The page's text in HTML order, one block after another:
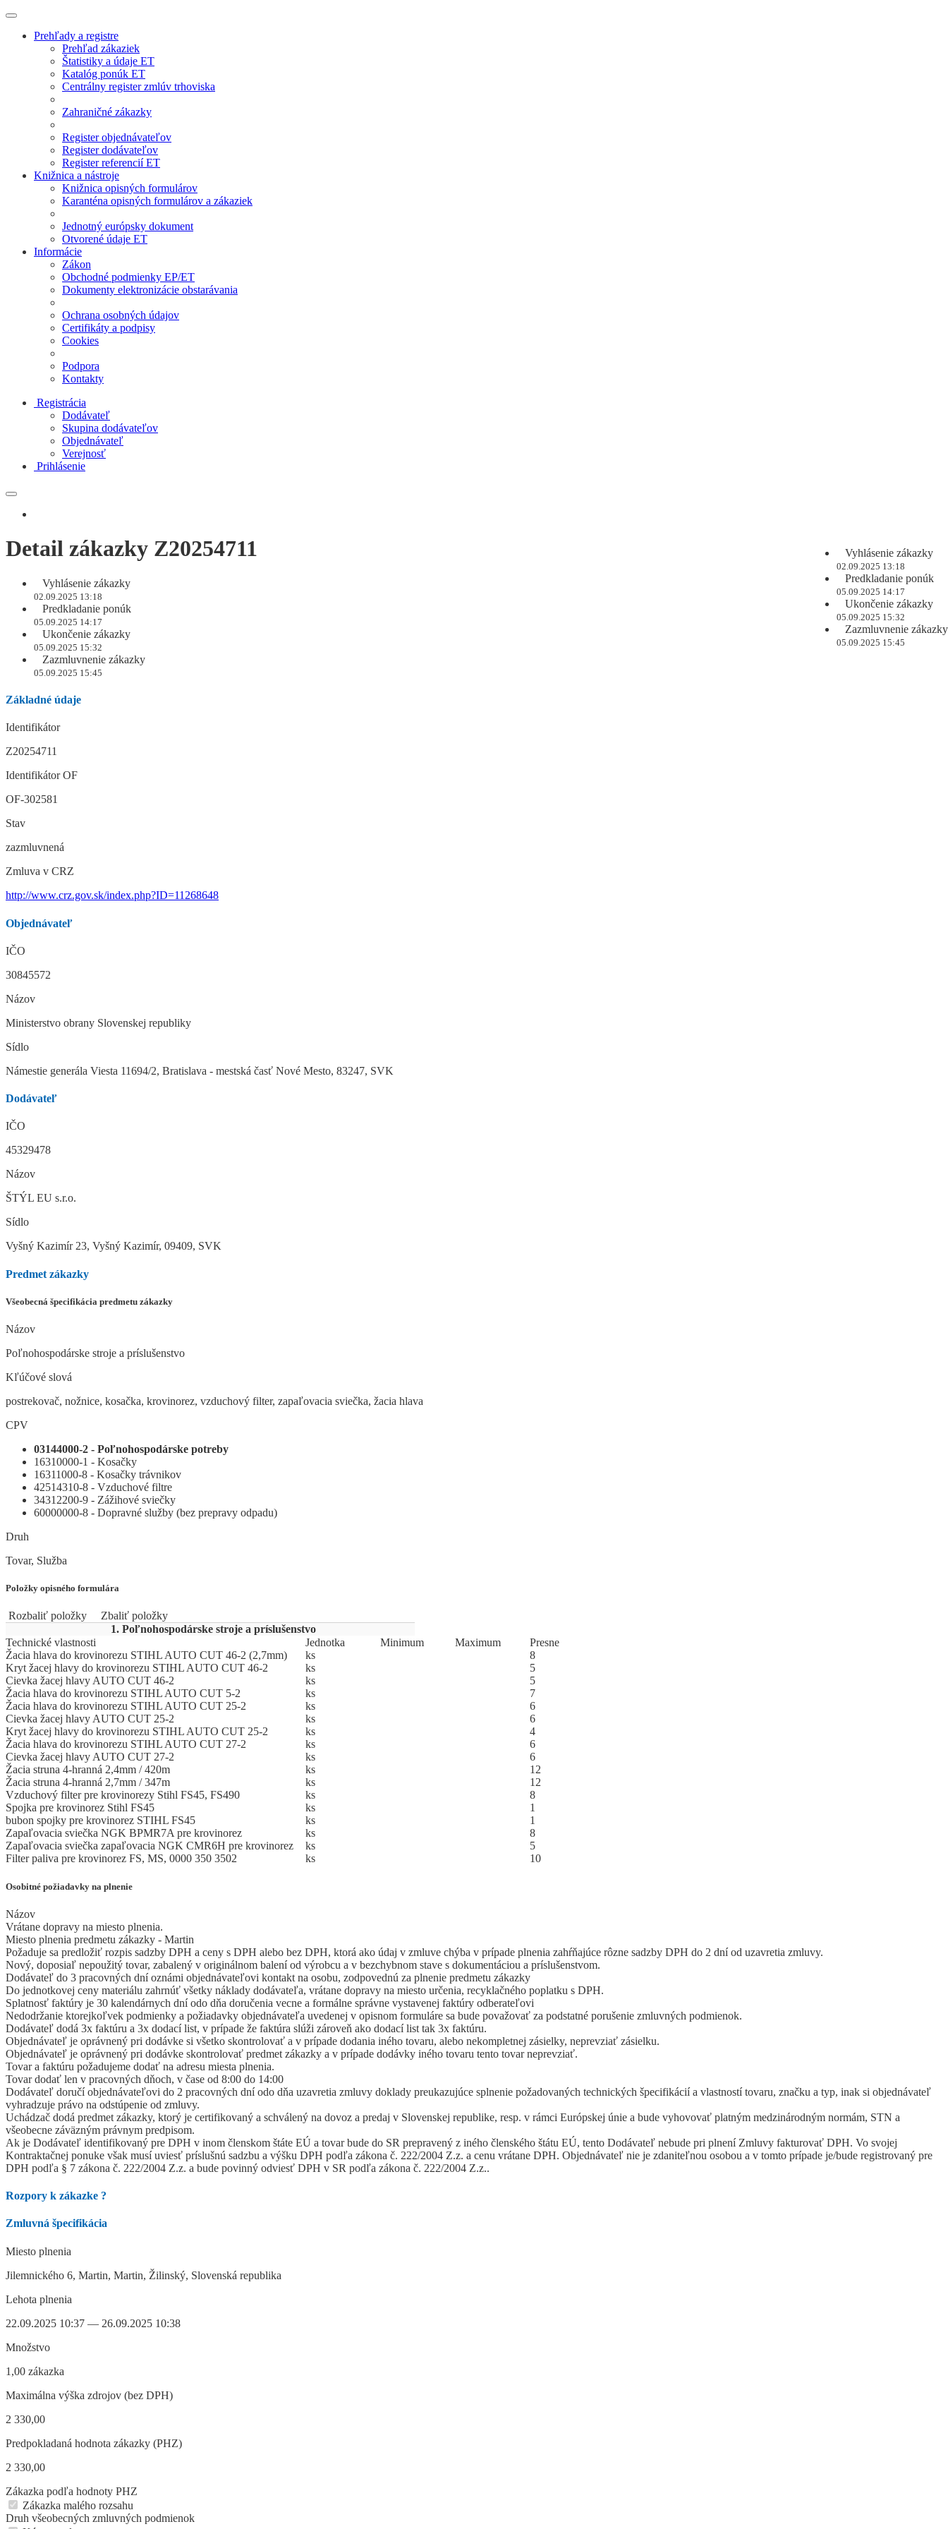
Prehľady a registre
Prehľad zákaziek
Štatistiky a údaje ET
Katalóg ponúk ET
Centrálny register zmlúv trhoviska
Zahraničné zákazky
Register objednávateľov
Register dodávateľov
Register referencií ET
Knižnica a nástroje
Knižnica opisných formulárov
Karanténa opisných formulárov a zákaziek
Jednotný európsky dokument
Otvorené údaje ET
Informácie
Zákon
Obchodné podmienky EP/ET
Dokumenty elektronizácie obstarávania
Ochrana osobných údajov
Certifikáty a podpisy
Cookies
Podpora
Kontakty
Registrácia
Dodávateľ
Skupina dodávateľov
Objednávateľ
Verejnosť
Prihlásenie
Vyhlásenie zákazky
02.09.2025 13:18
Predkladanie ponúk
05.09.2025 14:17
Ukončenie zákazky
05.09.2025 15:32
Zazmluvnenie zákazky
05.09.2025 15:45
Detail zákazky Z20254711
Vyhlásenie zákazky
02.09.2025 13:18
Predkladanie ponúk
05.09.2025 14:17
Ukončenie zákazky
05.09.2025 15:32
Zazmluvnenie zákazky
05.09.2025 15:45
Základné údaje
Identifikátor
Z20254711
Identifikátor OF
OF-302581
Stav
zazmluvnená
Zmluva v CRZ
http://www.crz.gov.sk/index.php?ID=11268648
Objednávateľ
IČO
30845572
Názov
Ministerstvo obrany Slovenskej republiky
Sídlo
Námestie generála Viesta 11694/2, Bratislava - mestská časť Nové Mesto, 83247, SVK
Dodávateľ
IČO
45329478
Názov
ŠTÝL EU s.r.o.
Sídlo
Vyšný Kazimír 23, Vyšný Kazimír, 09409, SVK
Predmet zákazky
Všeobecná špecifikácia predmetu zákazky
Názov
Poľnohospodárske stroje a príslušenstvo
Kľúčové slová
postrekovač, nožnice, kosačka, krovinorez, vzduchový filter, zapaľovacia sviečka, žacia hlava
CPV
03144000-2 - Poľnohospodárske potreby
16310000-1 - Kosačky
16311000-8 - Kosačky trávnikov
42514310-8 - Vzduchové filtre
34312200-9 - Zážihové sviečky
60000000-8 - Dopravné služby (bez prepravy odpadu)
Druh
Tovar, Služba
Položky opisného formulára
Rozbaliť položky
Zbaliť položky
1. Poľnohospodárske stroje a príslušenstvo
Technické vlastnosti
Jed­not­ka Mi­ni­mum Ma­xi­mum Pres­ne
Žacia hlava do krovinorezu STIHL AUTO CUT 46-2 (2,7mm)
ks
8
Kryt žacej hlavy do krovinorezu STIHL AUTO CUT 46-2
ks
5
Cievka žacej hlavy AUTO CUT 46-2
ks
5
Žacia hlava do krovinorezu STIHL AUTO CUT 5-2
ks
7
Žacia hlava do krovinorezu STIHL AUTO CUT 25-2
ks
6
Cievka žacej hlavy AUTO CUT 25-2
ks
6
Kryt žacej hlavy do krovinorezu STIHL AUTO CUT 25-2
ks
4
Žacia hlava do krovinorezu STIHL AUTO CUT 27-2
ks
6
Cievka žacej hlavy AUTO CUT 27-2
ks
6
Žacia struna 4-hranná 2,4mm / 420m
ks
12
Žacia struna 4-hranná 2,7mm / 347m
ks
12
Vzduchový filter pre krovinorezy Stihl FS45, FS490
ks
8
Spojka pre krovinorez Stihl FS45
ks
1
bubon spojky pre krovinorez STIHL FS45
ks
1
Zapaľovacia sviečka NGK BPMR7A pre krovinorez
ks
8
Zapaľovacia sviečka zapaľovacia NGK CMR6H pre krovinorez
ks
5
Filter paliva pre krovinorez FS, MS, 0000 350 3502
ks 10
Osobitné požiadavky na plnenie
Názov
Vrátane dopravy na miesto plnenia.
Miesto plnenia predmetu zákazky - Martin
Požaduje sa predložiť rozpis sadzby DPH a ceny s DPH alebo bez DPH, ktorá ako údaj v zmluve chýba v prípade plnenia zahŕňajúce rôzne sadzby DPH do 2 dní od uzavretia zmluvy.
Nový, doposiaľ nepoužitý tovar, zabalený v originálnom balení od výrobcu a v bezchybnom stave s dokumentáciou a príslušenstvom.
Dodávateľ do 3 pracovných dní oznámi objednávateľovi kontakt na osobu, zodpovednú za plnenie predmetu zákazky
Do jednotkovej ceny materiálu zahrnúť všetky náklady dodávateľa, vrátane dopravy na miesto určenia, recyklačného poplatku s DPH.
Splatnosť faktúry je 30 kalendárnych dní odo dňa doručenia vecne a formálne správne vystavenej faktúry odberateľovi
Nedodržanie ktorejkoľvek podmienky a požiadavky objednávateľa uvedenej v opisnom formuláre sa bude považovať za podstatné porušenie zmluvných podmienok.
Dodávateľ dodá 3x faktúru a 3x dodací list, v prípade že faktúra slúži zároveň ako dodací list tak 3x faktúru.
Objednávateľ je oprávnený pri dodávke si všetko skontrolovať a v prípade dodania iného tovaru, alebo nekompletnej zásielky, neprevziať zásielku.
Objednávateľ je oprávnený pri dodávke skontrolovať predmet zákazky a v prípade dodávky iného tovaru tento tovar neprevziať.
Tovar a faktúru požadujeme dodať na adresu miesta plnenia.
Tovar dodať len v pracovných dňoch, v čase od 8:00 do 14:00
Dodávateľ doručí objednávateľovi do 2 pracovných dní odo dňa uzavretia zmluvy doklady preukazujúce splnenie požadovaných technických špecifikácií a vlastností tovaru, značku a typ, inak si objednávateľ
vyhradzuje právo na odstúpenie od zmluvy.
Uchádzač dodá predmet zákazky, ktorý je certifikovaný a schválený na dovoz a predaj v Slovenskej republike, resp. v rámci Európskej únie a bude vyhovovať platným medzinárodným normám, STN a
všeobecne záväzným právnym predpisom.
Ak je Dodávateľ identifikovaný pre DPH v inom členskom štáte EÚ a tovar bude do SR prepravený z iného členského štátu EÚ, tento Dodávateľ nebude pri plnení Zmluvy fakturovať DPH. Vo svojej
Kontraktačnej ponuke však musí uviesť príslušnú sadzbu a výšku DPH podľa zákona č. 222/2004 Z.z. a cenu vrátane DPH. Objednávateľ nie je zdaniteľnou osobou a v tomto prípade je/bude registrovaný pre
DPH podľa § 7 zákona č. 222/2004 Z.z. a bude povinný odviesť DPH v SR podľa zákona č. 222/2004 Z.z..
Rozpory k zákazke ?
Zmluvná špecifikácia
Miesto plnenia
Jilemnického 6, Martin, Martin, Žilinský, Slovenská republika
Lehota plnenia
22.09.2025 10:37 — 26.09.2025 10:38
Množstvo
1,00 zákazka
Maximálna výška zdrojov (bez DPH)
2 330,00
Predpokladaná hodnota zákazky (PHZ)
2 330,00
Zákazka podľa hodnoty PHZ
Zákazka malého rozsahu
Druh všeobecných zmluvných podmienok